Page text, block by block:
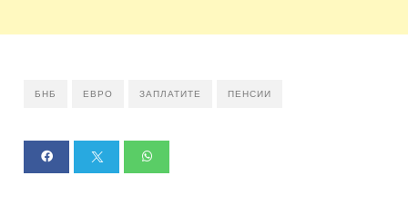
БНБ ЕВРО ЗАПЛАТИТЕ ПЕНСИИ